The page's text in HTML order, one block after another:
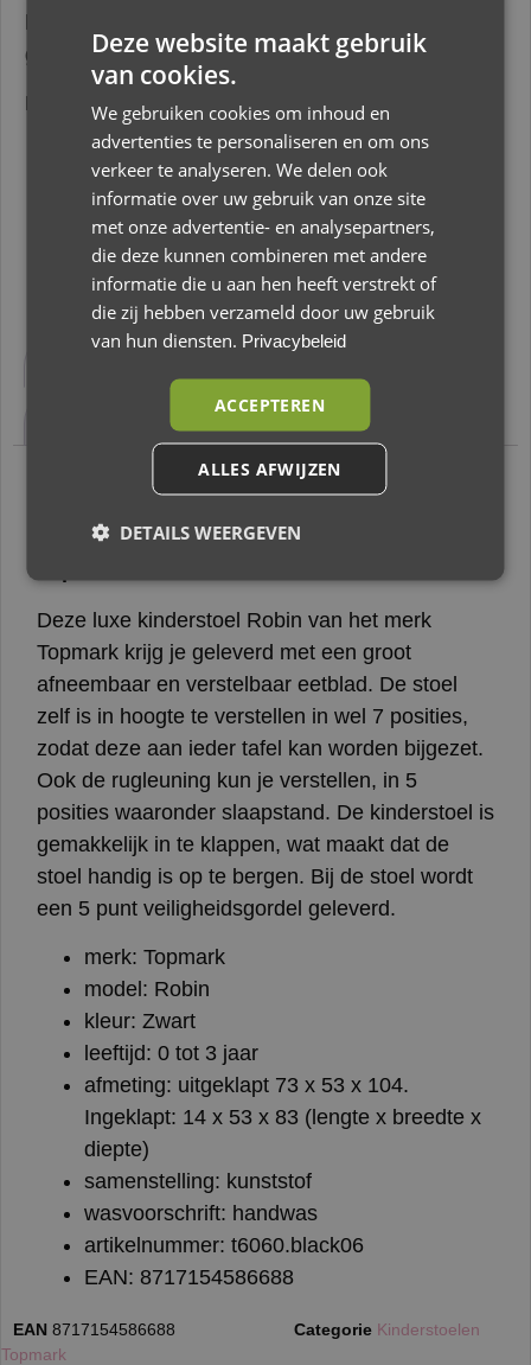
gemakkelijk in te klappen om handig op te bergen
Hierboven te bestellen.
139,00
Beoordelingen (0)
Beschrijving
Deze luxe kinderstoel Robin van het merk
Topmark krijg je geleverd met een groot
afneembaar en verstelbaar eetblad. De stoel
zelf is in hoogte te verstellen in wel 7 posities,
zodat deze aan ieder tafel kan worden bijgezet.
Ook de rugleuning kun je verstellen, in 5
posities waaronder slaapstand. De kinderstoel is
gemakkelijk in te klappen, wat maakt dat de
stoel handig is op te bergen. Bij de stoel wordt
een 5 punt veiligheidsgordel geleverd.
merk: Topmark
model: Robin
kleur: Zwart
leeftijd: 0 tot 3 jaar
afmeting: uitgeklapt 73 x 53 x 104.
Ingeklapt: 14 x 53 x 83 (lengte x breedte x
diepte)
samenstelling: kunststof
wasvoorschrift: handwas
artikelnummer: t6060.black06
EAN: 8717154586688
EAN 8717154586688 Categorie Kinderstoelen
Topmark
Deze website maakt gebruik
van cookies.
We gebruiken cookies om inhoud en
advertenties te personaliseren en om ons
verkeer te analyseren. We delen ook
informatie over uw gebruik van onze site
met onze advertentie- en analysepartners,
die deze kunnen combineren met andere
informatie die u aan hen heeft verstrekt of
die zij hebben verzameld door uw gebruik
van hun diensten. Privacybeleid
ACCEPTEREN
ALLES AFWIJZEN
DETAILS WEERGEVEN